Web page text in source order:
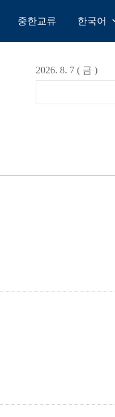
중한교류 한국어
English
2026. 8. 7 ( 금 )